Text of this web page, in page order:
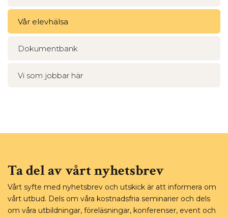
Vår elevhälsa
Dokumentbank
Vi som jobbar här
Ta del av vårt nyhetsbrev
Vårt syfte med nyhetsbrev och utskick är att informera om
vårt utbud. Dels om våra kostnadsfria seminarier och dels
om våra utbildningar, föreläsningar, konferenser, event och